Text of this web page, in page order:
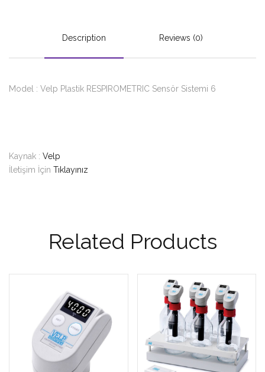
Description Reviews (0)
Model : Velp Plastik RESPIROMETRIC Sensör Sistemi 6
Kaynak : Velp
İletişim İçin Tıklayınız
Related Products